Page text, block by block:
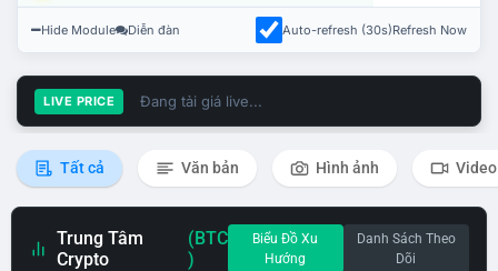
Hide Module Diễn đàn Auto-refresh (30s)Refresh Now
LIVE PRICE Đang tải giá live...
Tất cả Văn bản Hình ảnh Video
Trung Tâm
Crypto
(BTC
)
Biểu Đồ Xu
Hướng
Danh Sách Theo
Dõi